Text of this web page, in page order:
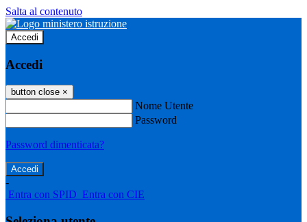
Salta al contenuto
Accedi
Accedi
button close ×
Nome Utente
Password
Password dimenticata?
-
Entra con SPID Entra con CIE